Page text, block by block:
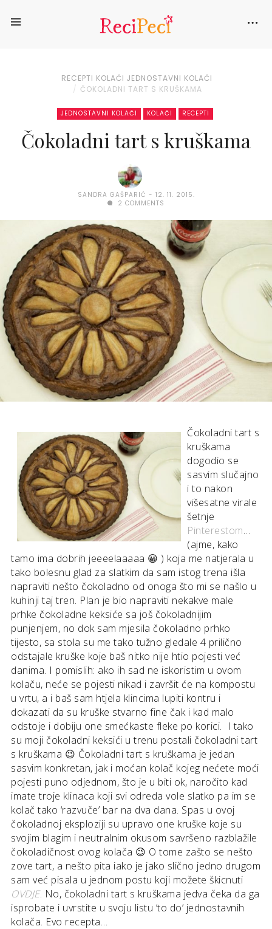
RECEPTI KOLAČI JEDNOSTAVNI KOLAČI
ČOKOLADNI TART S KRUŠKAMA
JEDNOSTAVNI KOLAČI KOLAČI RECEPTI
Čokoladni tart s kruškama
SANDRA GAŠPARIĆ
12. 11. 2015.
2 COMMENTS
Čokoladni tart s
kruškama
dogodio se
sasvim slučajno
i to nakon
višesatne virale
šetnje
Pinterestom…
(ajme, kako
tamo ima dobrih jeeeelaaaaa 😀 ) koja me natjerala u
tako bolesnu glad za slatkim da sam istog trena išla
napraviti nešto čokoladno od onoga što mi se našlo u
kuhinji taj tren. Plan je bio napraviti nekakve male
prhke čokoladne keksiće sa još čokoladnijim
punjenjem, no dok sam mjesila čokoladno prhko
tijesto, sa stola su me tako tužno gledale 4 prilično
odstajale kruške koje baš nitko nije htio pojesti već
danima. I pomislih: ako ih sad ne iskoristim u ovom
kolaču, neće se pojesti nikad i završit će na kompostu
u vrtu, a i baš sam htjela klincima lupiti kontru i
dokazati da su kruške stvarno fine čak i kad malo
odstoje i dobiju one smećkaste fleke po korici. I tako
su moji čokoladni keksići u trenu postali čokoladni tart
s kruškama 😉 Čokoladni tart s kruškama je jedan
sasvim konkretan, jak i moćan kolač kojeg nećete moći
pojesti puno odjednom, što je u biti ok, naročito kad
imate troje klinaca koji svi odreda vole slatko pa im se
kolač tako ‘razvuče’ bar na dva dana. Spas u ovoj
čokoladnoj eksploziji su upravo one kruške koje su
svojim blagim i neutralnim okusom savršeno razblažile
čokoladičnost ovog kolača 😉 O tome zašto se nešto
zove tart, a nešto pita iako je jako slično jedno drugom
sam već pisala u jednom postu koji možete škicnuti
OVDJE. No, čokoladni tart s kruškama jedva čeka da ga
isprobate i uvrstite u svoju listu ‘to do’ jednostavnih
kolača. Evo recepta…